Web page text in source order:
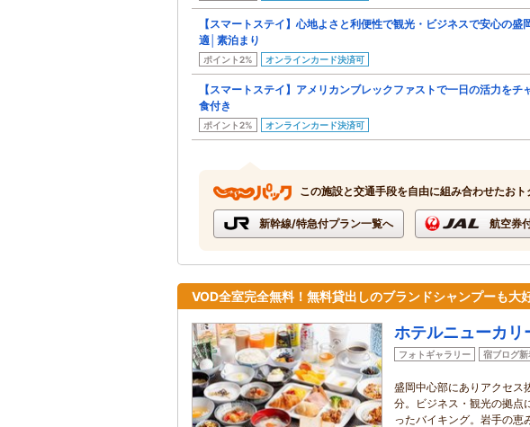
【スマートステイ】心地よさと利便性で観光・ビジネスで安心の盛
適│素泊まり
ポイント2% オンラインカード決済可
【スマートステイ】アメリカンブレックファストで一日の活力をチ
食付き
ポイント2% オンラインカード決済可
この施設と交通手段を自由に組み合わせたお
新幹線/特急付プラン一覧へ 航空券
VOD全室完全無料！無料貸出しのブランドシャンプーも大
ホテルニューカリ
フォトギャラリー 宿ブログ新
盛岡中心部にありアクセス
分。ビジネス・観光の拠点
ったバイキング。岩手の恵